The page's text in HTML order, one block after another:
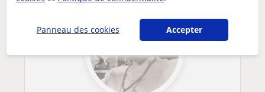
Panneau des cookies Accepter